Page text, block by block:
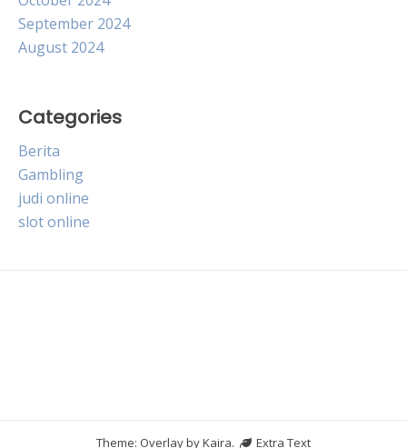
September 2024
August 2024
Categories
Berita
Gambling
judi online
slot online
Theme: Overlay byKaira. Extra Text